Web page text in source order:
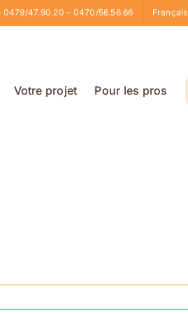
47.90.20 – 0470/56.56.66 Français
Votre projet Pour les pros